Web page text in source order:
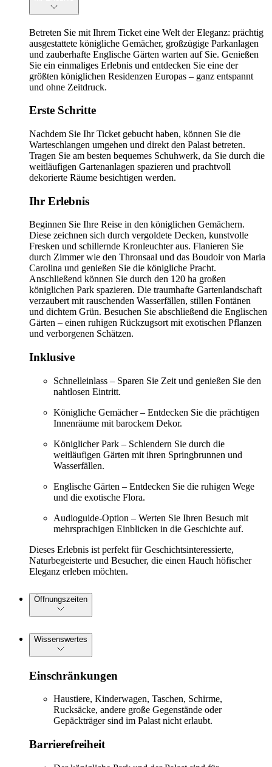
Betreten Sie mit Ihrem Ticket eine Welt der Eleganz: prächtig
ausgestattete königliche Gemächer, großzügige Parkanlagen
und zauberhafte Englische Gärten warten auf Sie. Genießen
Sie ein einmaliges Erlebnis und entdecken Sie eine der
größten königlichen Residenzen Europas – ganz entspannt
und ohne Zeitdruck.
Erste Schritte
Nachdem Sie Ihr Ticket gebucht haben, können Sie die
Warteschlangen umgehen und direkt den Palast betreten.
Tragen Sie am besten bequemes Schuhwerk, da Sie durch die
weitläufigen Gartenanlagen spazieren und prachtvoll
dekorierte Räume besichtigen werden.
Ihr Erlebnis
Beginnen Sie Ihre Reise in den königlichen Gemächern.
Diese zeichnen sich durch vergoldete Decken, kunstvolle
Fresken und schillernde Kronleuchter aus. Flanieren Sie
durch Zimmer wie den Thronsaal und das Boudoir von Maria
Carolina und genießen Sie die königliche Pracht.
Anschließend können Sie durch den 120 ha großen
königlichen Park spazieren. Die traumhafte Gartenlandschaft
verzaubert mit rauschenden Wasserfällen, stillen Fontänen
und dichtem Grün. Besuchen Sie abschließend die Englischen
Gärten – einen ruhigen Rückzugsort mit exotischen Pflanzen
und verborgenen Schätzen.
Inklusive
Schnelleinlass – Sparen Sie Zeit und genießen Sie den
nahtlosen Eintritt.
Königliche Gemächer – Entdecken Sie die prächtigen
Innenräume mit barockem Dekor.
Königlicher Park – Schlendern Sie durch die
weitläufigen Gärten mit ihren Springbrunnen und
Wasserfällen.
Englische Gärten – Entdecken Sie die ruhigen Wege
und die exotische Flora.
Audioguide-Option – Werten Sie Ihren Besuch mit
mehrsprachigen Einblicken in die Geschichte auf.
Dieses Erlebnis ist perfekt für Geschichtsinteressierte,
Naturbegeisterte und Besucher, die einen Hauch höfischer
Eleganz erleben möchten.
Öffnungszeiten
Wissenswertes
Einschränkungen
Haustiere, Kinderwagen, Taschen, Schirme,
Rucksäcke, andere große Gegenstände oder
Gepäckträger sind im Palast nicht erlaubt.
Barrierefreiheit